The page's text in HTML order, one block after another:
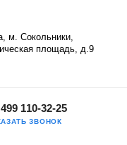
м. Сокольники,
площадь, д.9
110-32-25
ЗВОНОК